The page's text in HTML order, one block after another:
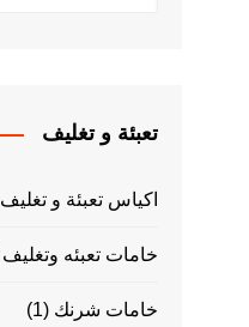
تعبئة و تغليف
اكياس تعبئة و تغليف
خامات تعبئه وتغليف
خامات شرنك (1)